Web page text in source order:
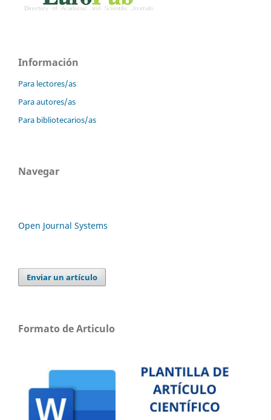
Información
Para lectores/as
Para autores/as
Para bibliotecarios/as
Navegar
Open Journal Systems
Enviar un artículo
Formato de Articulo